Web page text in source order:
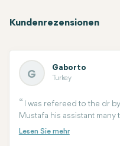
Kundenrezensionen
G
Gaborto
Turkey
I was refereed to the dr
Mustafa his assistant
best you can have. He